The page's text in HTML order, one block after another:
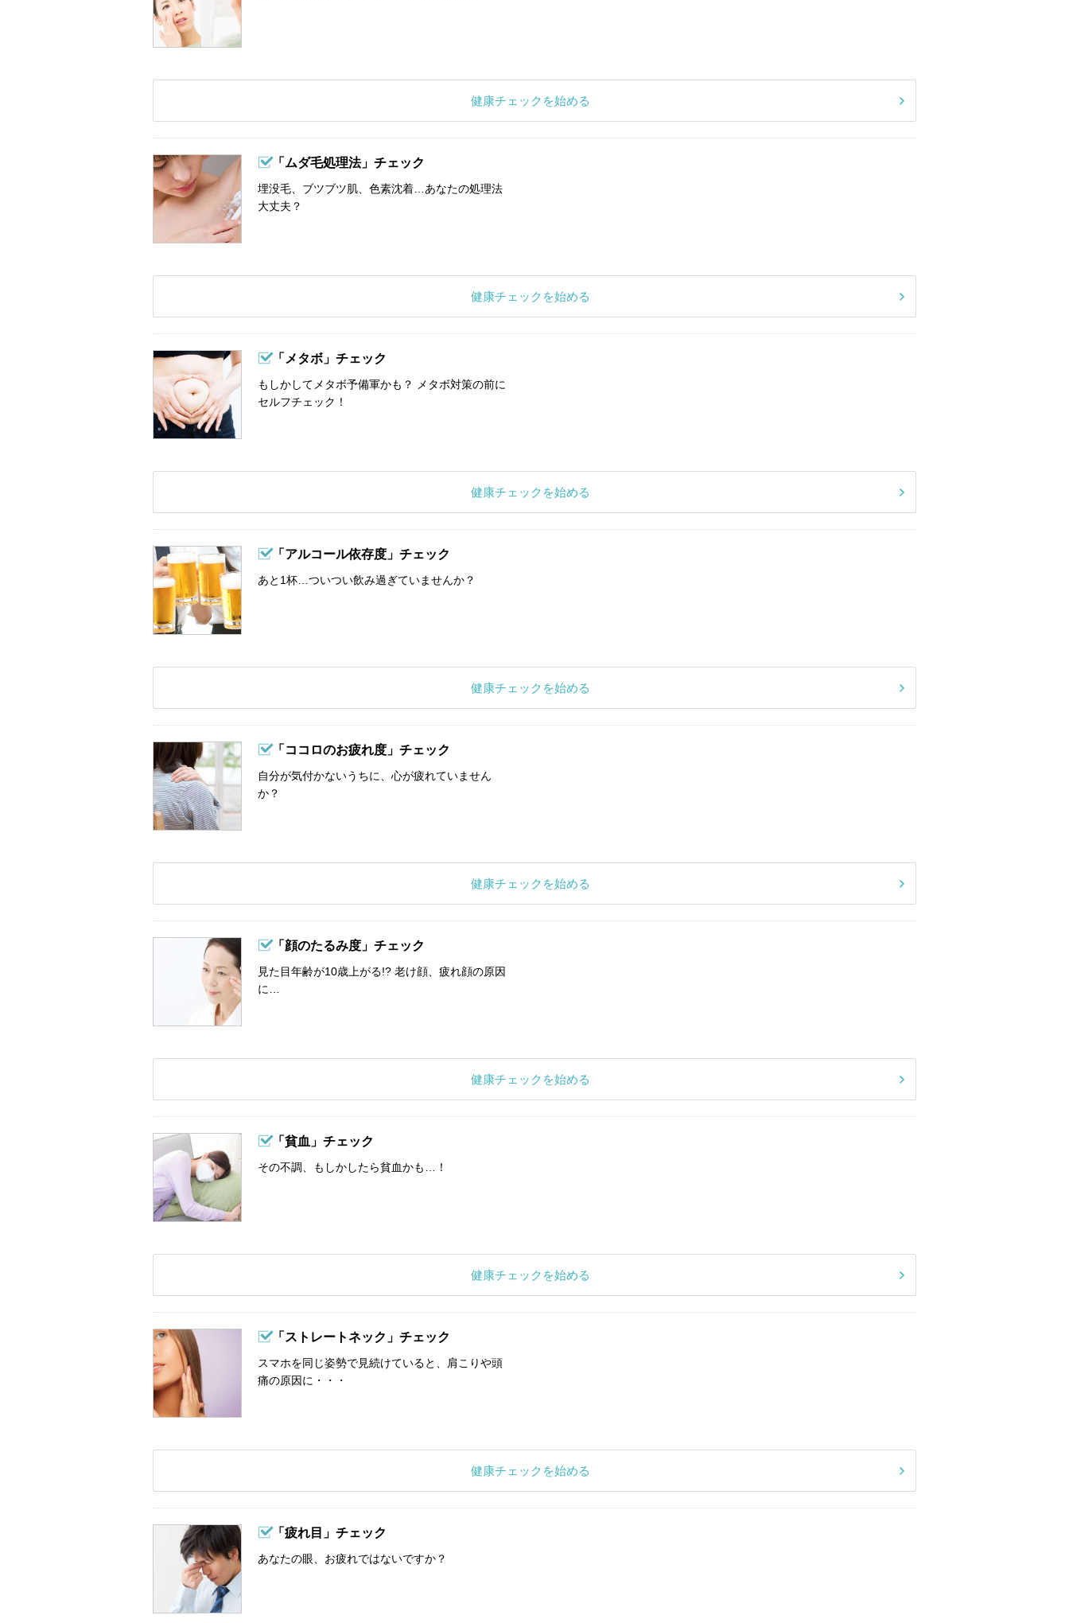
健康チェックを始める
「ムダ毛処理法」チェック
埋没毛、ブツブツ肌、色素沈着…あなたの処理法
大丈夫？
健康チェックを始める
「メタボ」チェック
もしかしてメタボ予備軍かも？ メタボ対策の前に
セルフチェック！
健康チェックを始める
「アルコール依存度」チェック
あと1杯…ついつい飲み過ぎていませんか？
健康チェックを始める
「ココロのお疲れ度」チェック
自分が気付かないうちに、心が疲れていません
か？
健康チェックを始める
「顔のたるみ度」チェック
見た目年齢が10歳上がる!? 老け顔、疲れ顔の原因
に…
健康チェックを始める
「貧血」チェック
その不調、もしかしたら貧血かも…！
健康チェックを始める
「ストレートネック」チェック
スマホを同じ姿勢で見続けていると、肩こりや頭
痛の原因に・・・
健康チェックを始める
「疲れ目」チェック
あなたの眼、お疲れではないですか？